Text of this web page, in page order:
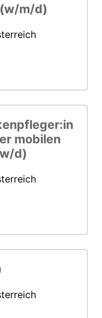
m/d)
mobilen
d)